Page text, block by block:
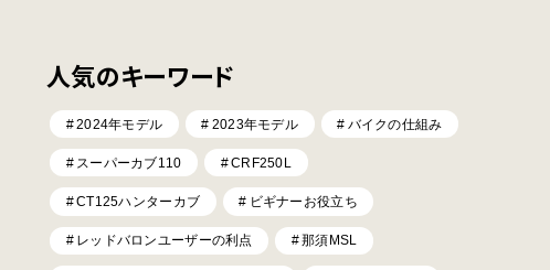
人気のキーワード
2024年モデル 2023年モデル バイクの仕組み
スーパーカブ110 CRF250L
CT125ハンターカブ ビギナーお役立ち
レッドバロンユーザーの利点 那須MSL